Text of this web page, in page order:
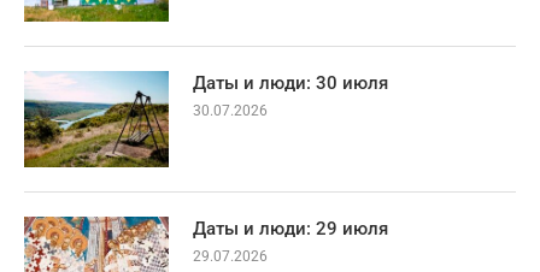
Даты и люди: 30 июля
30.07.2026
Даты и люди: 29 июля
29.07.2026